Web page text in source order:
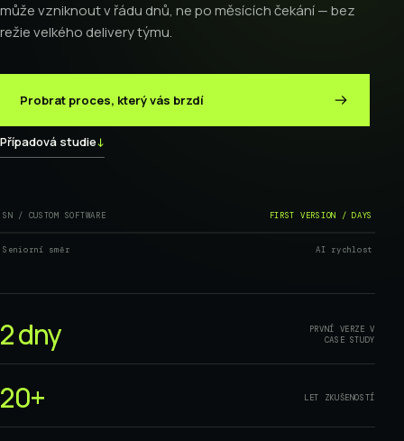
může vzniknout v řádu dnů, ne po měsících čekání — bez
režie velkého delivery týmu.
Probrat proces, který vás brzdí
Případová studie↓
SN / CUSTOM SOFTWARE FIRST VERSION / DAYS
X / BUSINESS
Y / DELIVERY
Seniorní směr AI rychlost
2 dny
PRVNÍ VERZE V
CASE STUDY
20+ LET ZKUŠENOSTÍ